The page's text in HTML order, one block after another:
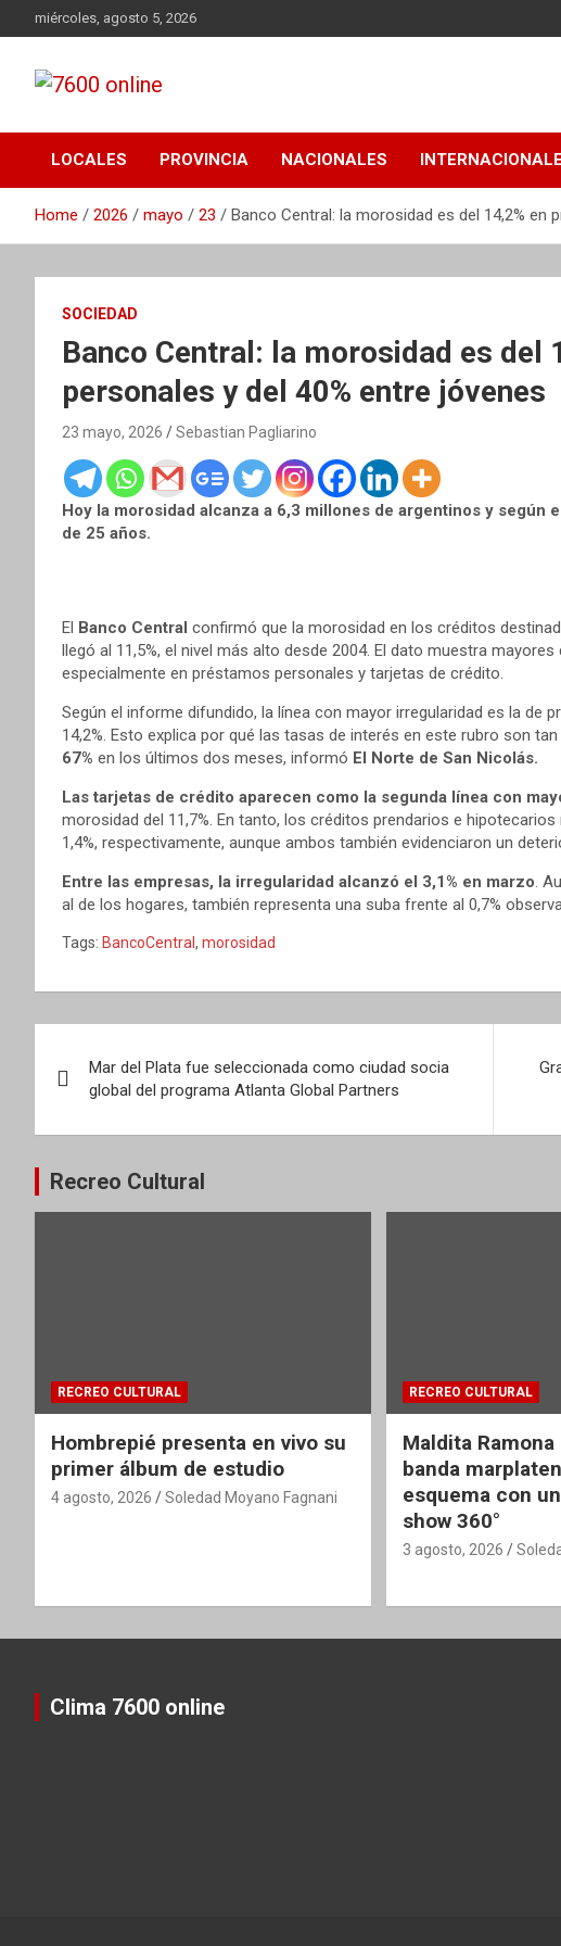
to
miércoles, agosto 5, 2026
7600 online
local, nacional e internacional, deportiva y cultural.
LOCALES
PROVINCIA NACIONALES
Home 2026 mayo 23 Banco Central: la morosidad es del 14,2% en
SOCIEDAD
Banco Central: la morosidad es del
personales y del 40% entre jóvenes
23 mayo, 2026 Sebastian Pagliarino
Hoy la morosidad alcanza a 6,3 millones de argentinos y según
de 25 años.
El Banco Central confirmó que la morosidad en los créditos
llegó al 11,5%, el nivel más alto desde 2004. El dato muestra
especialmente en préstamos personales y tarjetas de crédito.
Según el informe difundido, la línea con mayor irregularidad es la de
14,2%. Esto explica por qué las tasas de interés en este rubro son
67% en los últimos dos meses, informó El Norte de San Nicolás.
Las tarjetas de crédito aparecen como la segunda línea con
morosidad del 11,7%. En tanto, los créditos prendarios e
1,4%, respectivamente, aunque ambos también evidenciaron un
Entre las empresas, la irregularidad alcanzó el 3,1% en marzo.
al de los hogares, también representa una suba frente al 0,7%
Tags: BancoCentral , morosidad
de
entradas
Mar del Plata fue seleccionada como ciudad socia
global del programa Atlanta Global Partners
Recreo Cultural
RECREO CULTURAL
Hombrepié presenta en vivo su
primer álbum de estudio
4 agosto, 2026 Soledad Moyano Fagnani
RECREO CULTURAL
Maldita
banda
esquema con
show 360°
3 agosto, 2026
Clima 7600 online